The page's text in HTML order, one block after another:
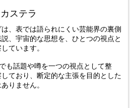
ステラ
、表では語られにくい芸能界の裏側
、宇宙的な思想を、ひとつの視点と
ています。
も話題や噂を一つの視点として整
ており、断定的な主張を目的とした
りません。